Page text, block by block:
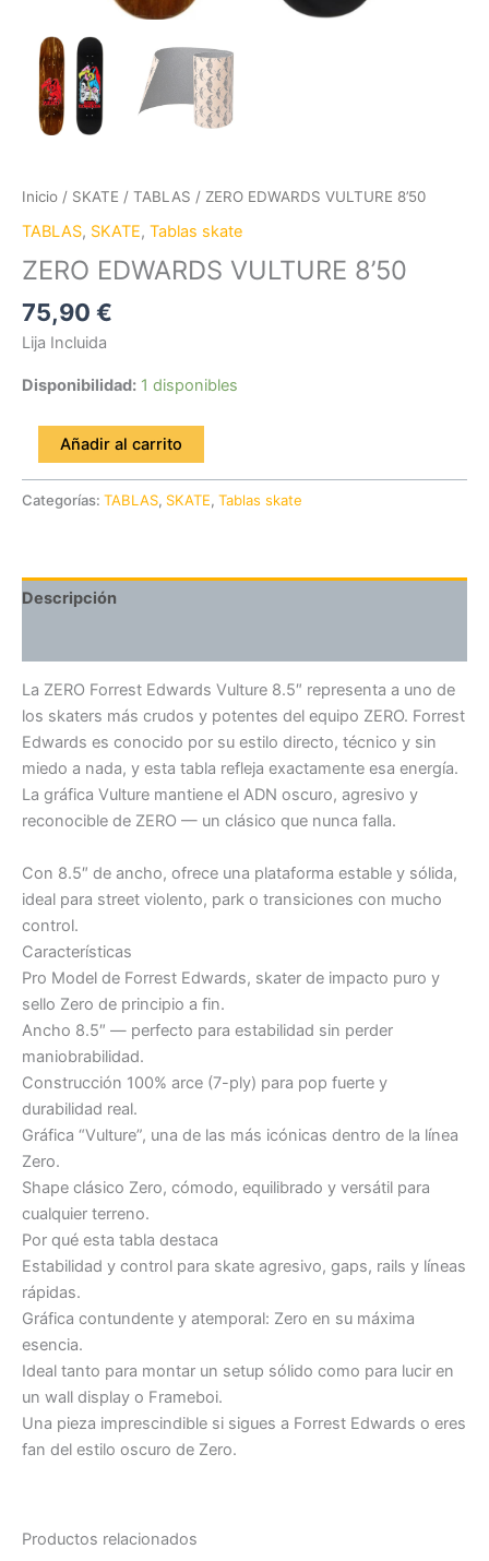
Inicio / SKATE / TABLAS / ZERO EDWARDS VULTURE 8’50
TABLAS, SKATE, Tablas skate
ZERO EDWARDS VULTURE 8’50
75,90 €
Lija Incluida
Disponibilidad: 1 disponibles
Añadir al carrito
Categorías: TABLAS, SKATE, Tablas skate
Descripción
La ZERO Forrest Edwards Vulture 8.5″ representa a uno de
los skaters más crudos y potentes del equipo ZERO. Forrest
Edwards es conocido por su estilo directo, técnico y sin
miedo a nada, y esta tabla refleja exactamente esa energía.
La gráfica Vulture mantiene el ADN oscuro, agresivo y
reconocible de ZERO — un clásico que nunca falla.
Con 8.5″ de ancho, ofrece una plataforma estable y sólida,
ideal para street violento, park o transiciones con mucho
control.
Características
Pro Model de Forrest Edwards, skater de impacto puro y
sello Zero de principio a fin.
Ancho 8.5″ — perfecto para estabilidad sin perder
maniobrabilidad.
Construcción 100% arce (7-ply) para pop fuerte y
durabilidad real.
Gráfica “Vulture”, una de las más icónicas dentro de la línea
Zero.
Shape clásico Zero, cómodo, equilibrado y versátil para
cualquier terreno.
Por qué esta tabla destaca
Estabilidad y control para skate agresivo, gaps, rails y líneas
rápidas.
Gráfica contundente y atemporal: Zero en su máxima
esencia.
Ideal tanto para montar un setup sólido como para lucir en
un wall display o Frameboi.
Una pieza imprescindible si sigues a Forrest Edwards o eres
fan del estilo oscuro de Zero.
Productos relacionados